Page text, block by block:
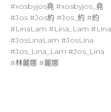
#xosbyjos堯 #xosbyjos_堯
#Jos #Jos約 #Jos_約 #約
#LinaLam #Lina_Lam #Lina
#JosLinaLam #JosLina
#Jos_Lina_Lam #Jos_Lina
#林麗娜 #麗娜